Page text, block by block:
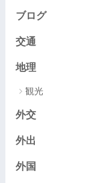
ブログ
交通
地理
観光
外交
外出
外国